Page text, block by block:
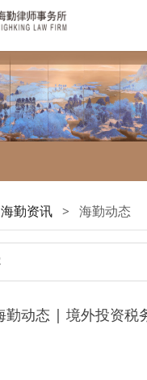
海勤资讯 > 海勤动态